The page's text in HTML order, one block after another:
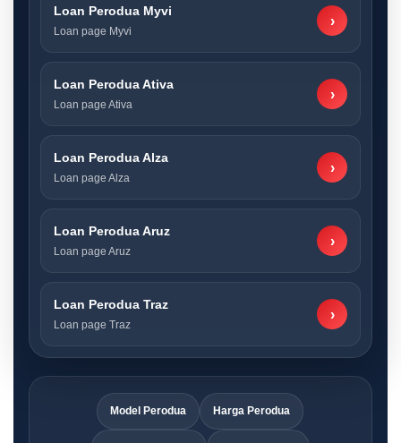
Loan Perodua Myvi
Loan page Myvi
›
Loan Perodua Ativa
Loan page Ativa
›
Loan Perodua Alza
Loan page Alza
›
Loan Perodua Aruz
Loan page Aruz
›
Loan Perodua Traz
Loan page Traz
›
Model Perodua Harga Perodua